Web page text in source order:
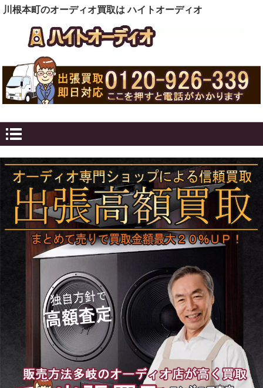
川根本町のオーディオ買取は ハイトオーディオ